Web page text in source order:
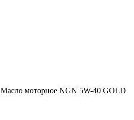
Масло моторное NGN 5W-40 GOLD